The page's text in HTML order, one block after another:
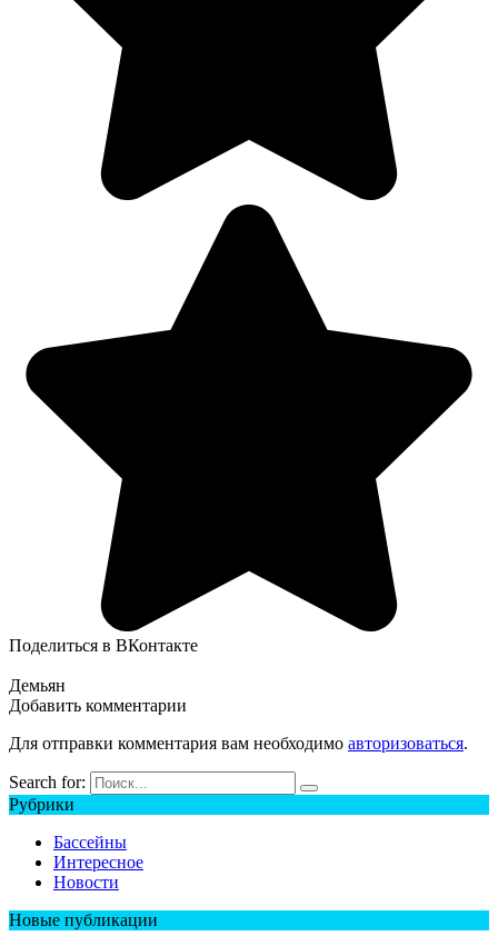
Поделиться в ВКонтакте
Демьян
Добавить комментарии
Для отправки комментария вам необходимо авторизоваться.
Search for:
Рубрики
Бассейны
Интересное
Новости
Новые публикации